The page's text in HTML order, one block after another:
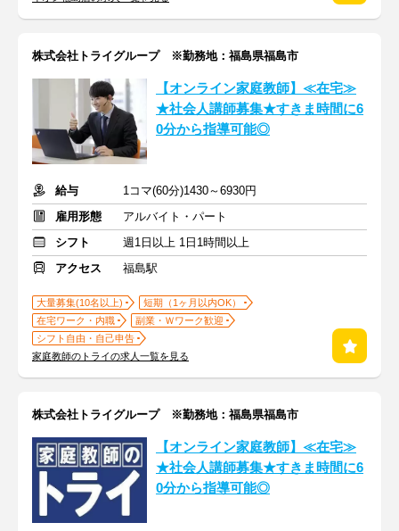
株式会社トライグループ ※勤務地：福島県福島市
【オンライン家庭教師】≪在宅≫
★社会人講師募集★すきま時間に6
0分から指導可能◎
給与
1コマ(60分)1430～6930円
雇用形態
アルバイト・パート
シフト
週1日以上 1日1時間以上
アクセス
福島駅
大量募集(10名以上)
短期（1ヶ月以内OK）
在宅ワーク・内職
副業・Ｗワーク歓迎
シフト自由・自己申告
家庭教師のトライの求人一覧を見る
株式会社トライグループ ※勤務地：福島県福島市
【オンライン家庭教師】≪在宅≫
★社会人講師募集★すきま時間に6
0分から指導可能◎